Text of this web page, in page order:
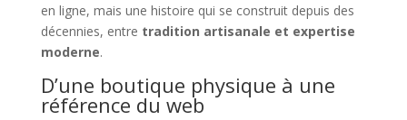
en ligne, mais une histoire qui se construit depuis des
décennies, entre tradition artisanale et expertise
moderne.
D’une boutique physique à une
référence du web